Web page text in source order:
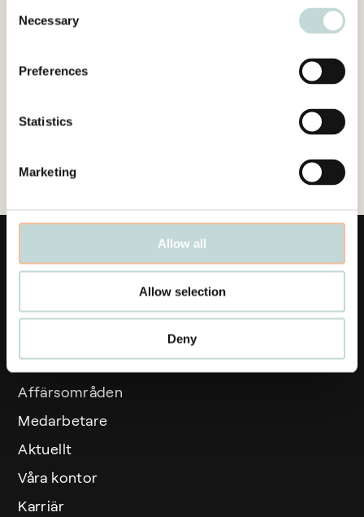
Selection
Necessary
Preferences
Statistics
Marketing
Allow all
Allow selection
Deny
Affärsområden
Medarbetare
Aktuellt
Våra kontor
Karriär